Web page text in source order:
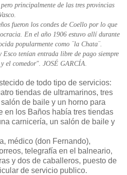
principalmente de las tres provincias
fueron los condes de Coello por lo que
En el año 1906 estuvo allí durante
popularmente como ¨la Chata¨.
Esco tenían entrada libre de pago siempre
el comedor". JOSÉ GARCÍA.
de todo tipo de servicios:
tiendas de ultramarinos, tres
de baile y un horno para
en los Baños había tres tiendas
carnicería, un salón de baile y
médico (don Fernando),
telegrafía en el balneario,
y dos de caballeros, puesto de
de servicio publico.